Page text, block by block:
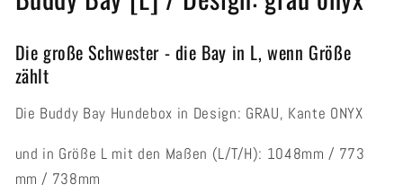
Die große Schwester - die Bay in L, wenn Größe
zählt
Die Buddy Bay Hundebox in Design: GRAU, Kante ONYX
und in Größe L mit den Maßen (L/T/H): 1048mm / 773
mm / 738mm